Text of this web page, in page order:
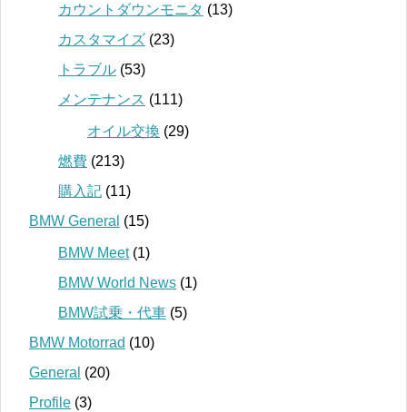
カウントダウンモニタ (13)
カスタマイズ (23)
トラブル (53)
メンテナンス (111)
オイル交換 (29)
燃費 (213)
購入記 (11)
BMW General (15)
BMW Meet(1)
BMW World News (1)
BMW試乗・代車 (5)
BMW Motorrad (10)
General (20)
Profile (3)